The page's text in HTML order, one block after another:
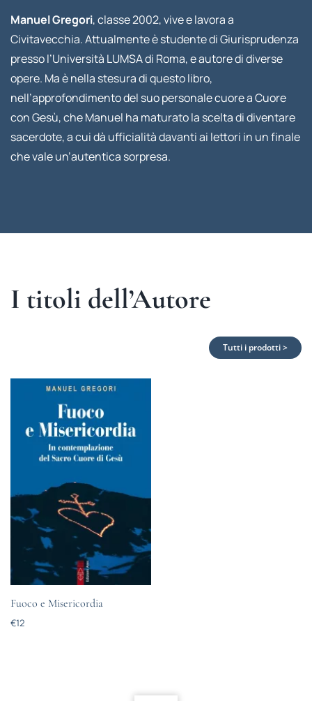
Manuel Gregori, classe 2002, vive e lavora a
Civitavecchia. Attualmente è studente di Giurisprudenza
presso l’Università LUMSA di Roma, e autore di diverse
opere. Ma è nella stesura di questo libro,
nell’approfondimento del suo personale cuore a Cuore
con Gesù, che Manuel ha maturato la scelta di diventare
sacerdote, a cui dà ufficialità davanti ai lettori in un finale
che vale un’autentica sorpresa.
I titoli dell’Autore
Tutti i prodotti >
Fuoco e Misericordia
€12